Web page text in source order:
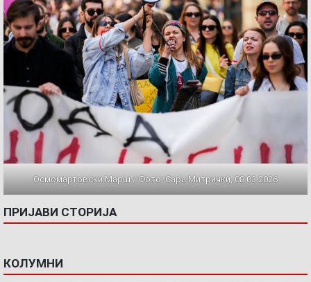
Осмомартовски Марш / Фото: Сара Митрички, 08.03.2026
ПРИЈАВИ СТОРИЈА
КОЛУМНИ